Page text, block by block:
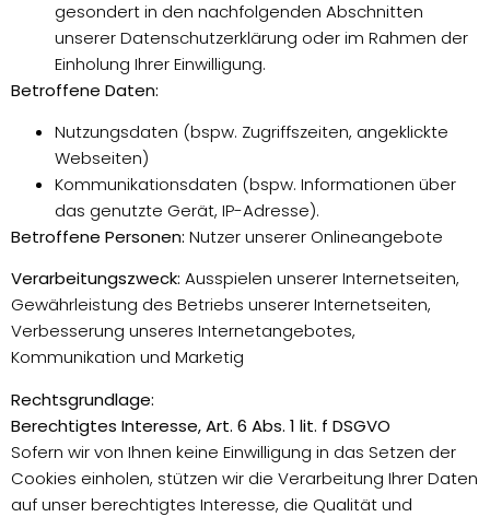
gesondert in den nachfolgenden Abschnitten
unserer Datenschutzerklärung oder im Rahmen der
Einholung Ihrer Einwilligung.
Betroffene Daten:
Nutzungsdaten (bspw. Zugriffszeiten, angeklickte
Webseiten)
Kommunikationsdaten (bspw. Informationen über
das genutzte Gerät, IP-Adresse).
Betroffene Personen: Nutzer unserer Onlineangebote
Verarbeitungszweck: Ausspielen unserer Internetseiten,
Gewährleistung des Betriebs unserer Internetseiten,
Verbesserung unseres Internetangebotes,
Kommunikation und Marketig
Rechtsgrundlage:
Berechtigtes Interesse, Art. 6 Abs. 1 lit. f DSGVO
Sofern wir von Ihnen keine Einwilligung in das Setzen der
Cookies einholen, stützen wir die Verarbeitung Ihrer Daten
auf unser berechtigtes Interesse, die Qualität und